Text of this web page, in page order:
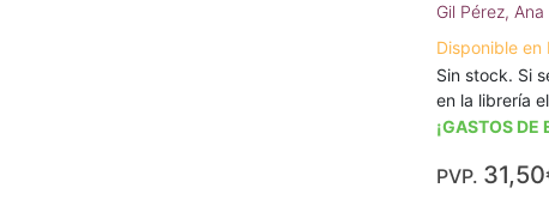
Gil Pérez, Ana
Disponible en
Sin stock. Si
en la librería
¡GASTOS DE
PVP.